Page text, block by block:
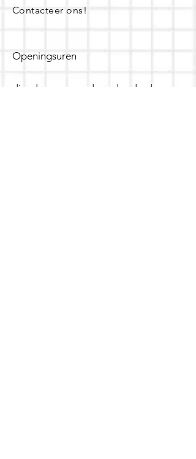
Contacteer ons!
Openingsuren
dinsdag - woensdag- donderdag: